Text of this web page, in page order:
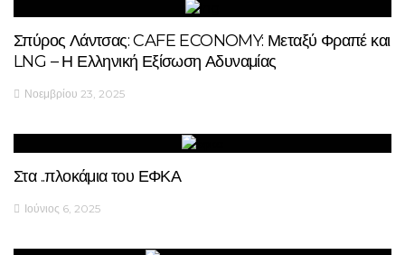
Σπύρος Λάντσας: CAFE ECONOMY: Μεταξύ Φραπέ και
LNG – Η Ελληνική Εξίσωση Αδυναμίας
Νοεμβρίου 23, 2025
Στα ..πλοκάμια του ΕΦΚΑ
Ιούνιος 6, 2025